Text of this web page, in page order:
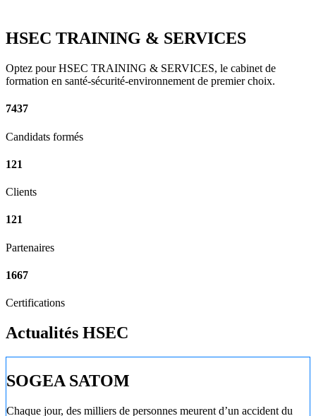
HSEC TRAINING & SERVICES
Optez pour HSEC TRAINING & SERVICES, le cabinet de
formation en santé-sécurité-environnement de premier choix.
7437
Candidats formés
121
Clients
121
Partenaires
1667
Certifications
Actualités HSEC
SOGEA SATOM
Chaque jour, des milliers de personnes meurent d’un accident du